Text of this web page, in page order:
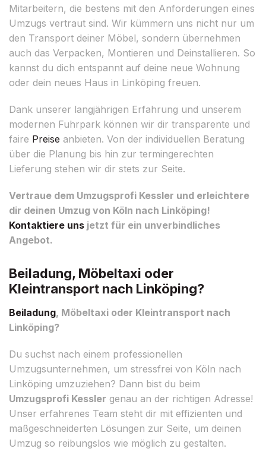
Mitarbeitern, die bestens mit den Anforderungen eines
Umzugs vertraut sind. Wir kümmern uns nicht nur um
den Transport deiner Möbel, sondern übernehmen
auch das Verpacken, Montieren und Deinstallieren. So
kannst du dich entspannt auf deine neue Wohnung
oder dein neues Haus in Linköping freuen.
Dank unserer langjährigen Erfahrung und unserem
modernen Fuhrpark können wir dir transparente und
faire Preise anbieten. Von der individuellen Beratung
über die Planung bis hin zur termingerechten
Lieferung stehen wir dir stets zur Seite.
Vertraue dem Umzugsprofi Kessler und erleichtere
dir deinen Umzug von Köln nach Linköping!
Kontaktiere uns jetzt für ein unverbindliches
Angebot.
Beiladung, Möbeltaxi oder
Kleintransport nach Linköping?
Beiladung, Möbeltaxi oder Kleintransport nach
Linköping?
Du suchst nach einem professionellen
Umzugsunternehmen, um stressfrei von Köln nach
Linköping umzuziehen? Dann bist du beim
Umzugsprofi Kessler genau an der richtigen Adresse!
Unser erfahrenes Team steht dir mit effizienten und
maßgeschneiderten Lösungen zur Seite, um deinen
Umzug so reibungslos wie möglich zu gestalten.